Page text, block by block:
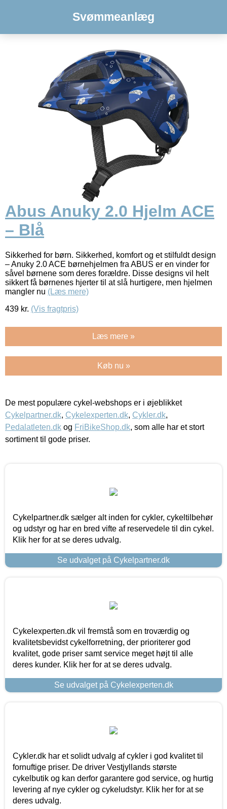
Svømmeanlæg
Abus Anuky 2.0 Hjelm ACE
– Blå
Sikkerhed for børn. Sikkerhed, komfort og et stilfuldt design
– Anuky 2.0 ACE børnehjelmen fra ABUS er en vinder for
såvel børnene som deres forældre. Disse designs vil helt
sikkert få børnenes hjerter til at slå hurtigere, men hjelmen
mangler nu (Læs mere)
439 kr. (Vis fragtpris)
Læs mere »
Køb nu »
De mest populære cykel-webshops er i øjeblikket
Cykelpartner.dk, Cykelexperten.dk, Cykler.dk,
Pedalatleten.dk og FriBikeShop.dk, som alle har et stort
sortiment til gode priser.
Cykelpartner.dk sælger alt inden for cykler, cykeltilbehør
og udstyr og har en bred vifte af reservedele til din cykel.
Klik her for at se deres udvalg.
Se udvalget på Cykelpartner.dk
Cykelexperten.dk vil fremstå som en troværdig og
kvalitetsbevidst cykelforretning, der prioriterer god
kvalitet, gode priser samt service meget højt til alle
deres kunder. Klik her for at se deres udvalg.
Se udvalget på Cykelexperten.dk
Cykler.dk har et solidt udvalg af cykler i god kvalitet til
fornuftige priser. De driver Vestjyllands største
cykelbutik og kan derfor garantere god service, og hurtig
levering af nye cykler og cykeludstyr. Klik her for at se
deres udvalg.